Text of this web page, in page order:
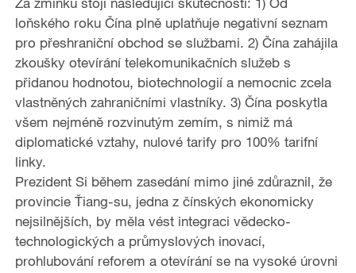
loňského roku Čína plně uplatňuje negativní seznam
pro přeshraniční obchod se službami. 2) Čína zahájila
zkoušky otevírání telekomunikačních služeb s
přidanou hodnotou, biotechnologií a nemocnic zcela
vlastněných zahraničními vlastníky. 3) Čína poskytla
všem nejméně rozvinutým zemím, s nimiž má
diplomatické vztahy, nulové tarify pro 100% tarifní
linky.
Prezident Si během zasedání mimo jiné zdůraznil, že
provincie Ťiang-su, jedna z čínských ekonomicky
nejsilnějších, by měla vést integraci vědecko-
technologických a průmyslových inovací,
prohlubování reforem a otevírání se na vysoké úrovni